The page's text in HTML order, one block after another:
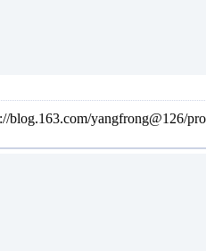
yangfrong@126/